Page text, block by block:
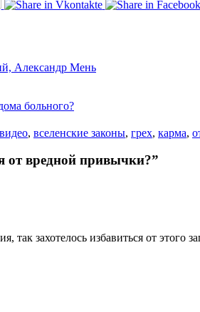
Александр Мень
больного?
видео, вселенские законы, грех, карма,
от вредной привычки?”
так захотелось избавиться от